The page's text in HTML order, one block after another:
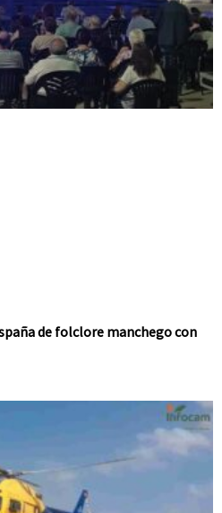
de folclore manchego con